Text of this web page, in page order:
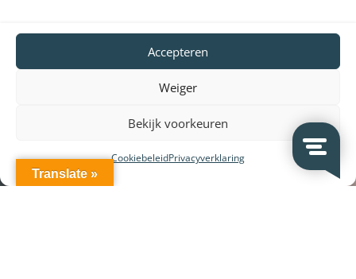
Accepteren
Weiger
Bekijk voorkeuren
CookiebeleidPrivacyverklaring
Translate »